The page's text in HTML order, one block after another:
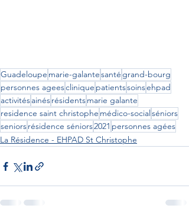
Guadeloupe marie-galantesanté grand-bourg
personnes ageesclinique patientssoinsehpad
activitésainésrésidentsmarie galante
residence saint christophe médico-socialséniors
seniorsrésidence séniors2021 personnes agées
La Résidence - EHPAD St Christophe